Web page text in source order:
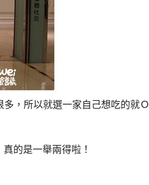
，所以就選一家自己想吃的就Ｏ
的是一舉兩得啦！